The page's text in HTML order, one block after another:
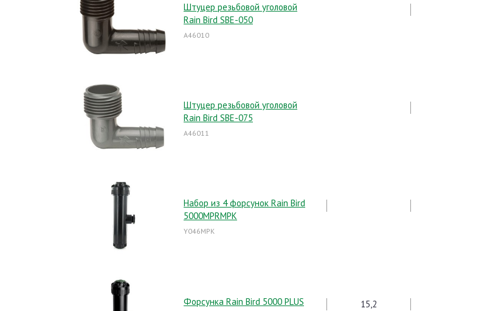
Штуцер резьбовой уголовой
Rain Bird SBE-050
A46010
Штуцер резьбовой уголовой
Rain Bird SBE-075
A46011
Набор из 4 форсунок Rain Bird
5000MPRMPK
Y046MPK
Форсунка Rain Bird 5000 PLUS 15,2